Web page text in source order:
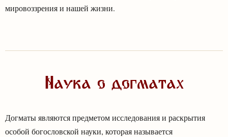
мировоззрения и нашей жизни.
Наука о догматах
Догматы являются предметом исследования и раскрытия
особой богословской науки, которая называется